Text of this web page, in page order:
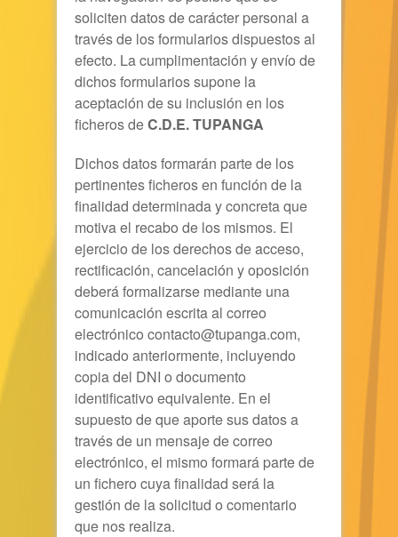
soliciten datos de carácter personal a
través de los formularios dispuestos al
efecto. La cumplimentación y envío de
dichos formularios supone la
aceptación de su inclusión en los
ficheros deC.D.E. TUPANGA
Dichos datos formarán parte de los
pertinentes ficheros en función de la
finalidad determinada y concreta que
motiva el recabo de los mismos. El
ejercicio de los derechos de acceso,
rectificación, cancelación y oposición
deberá formalizarse mediante una
comunicación escrita al correo
electrónico contacto@tupanga.com,
indicado anteriormente, incluyendo
copia del DNI o documento
identificativo equivalente. En el
supuesto de que aporte sus datos a
través de un mensaje de correo
electrónico, el mismo formará parte de
un fichero cuya finalidad será la
gestión de la solicitud o comentario
que nos realiza.